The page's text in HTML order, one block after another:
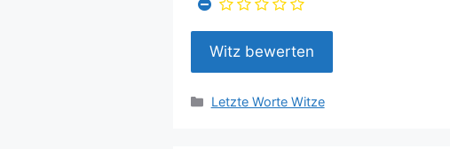
Kategorien
Letzte Worte Witze